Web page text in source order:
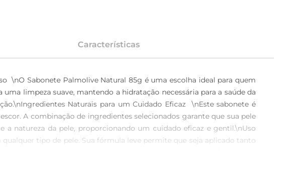
Características
\nO Sabonete Palmolive Natural 85g é uma escolha ideal para quem
limpeza suave, mantendo a hidratação necessária para a saúde da
Naturais para um Cuidado Eficaz  \nEste sabonete é
A combinação de ingredientes selecionados garante que sua pele
natureza da pele, proporcionando um cuidado eficaz e gentil.\nUso
tipo de pele. Sua fórmula leve permite que seja aplicado tanto
manuseio, o sabonete vem em uma embalagem compacta e prática,